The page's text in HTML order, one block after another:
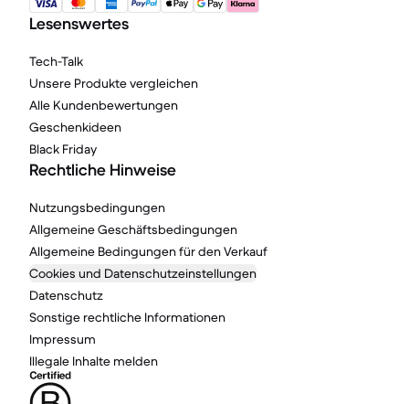
Lesenswertes
Tech-Talk
Unsere Produkte vergleichen
Alle Kundenbewertungen
Geschenkideen
Black Friday
Rechtliche Hinweise
Nutzungsbedingungen
Allgemeine Geschäftsbedingungen
Allgemeine Bedingungen für den Verkauf
Cookies und Datenschutzeinstellungen
Datenschutz
Sonstige rechtliche Informationen
Impressum
Illegale Inhalte melden